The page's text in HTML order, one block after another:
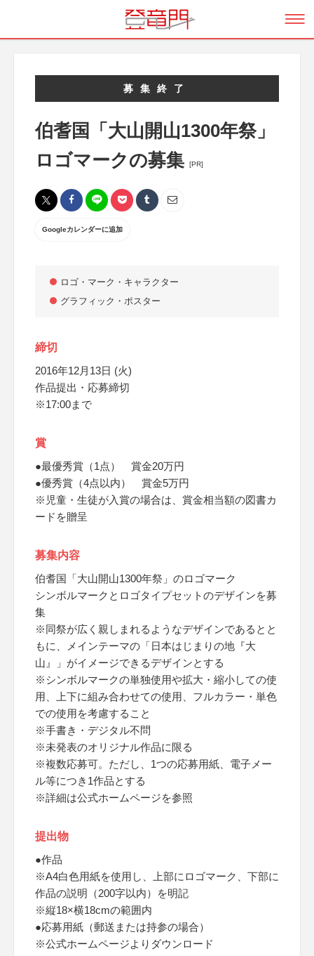
募集終了
伯耆国「大山開山1300年祭」
ロゴマークの募集
[PR]
Googleカレンダーに追加
ロゴ・マーク・キャラクター
グラフィック・ポスター
締切
2016年12月13日 (火)
作品提出・応募締切
※17:00まで
賞
●最優秀賞（1点） 賞金20万円
●優秀賞（4点以内） 賞金5万円
※児童・生徒が入賞の場合は、賞金相当額の図書カ
ードを贈呈
募集内容
伯耆国「大山開山1300年祭」のロゴマーク
シンボルマークとロゴタイプセットのデザインを募
集
※同祭が広く親しまれるようなデザインであるとと
もに、メインテーマの「日本はじまりの地『大
山』」がイメージできるデザインとする
※シンボルマークの単独使用や拡大・縮小しての使
用、上下に組み合わせての使用、フルカラー・単色
での使用を考慮すること
※手書き・デジタル不問
※未発表のオリジナル作品に限る
※複数応募可。ただし、1つの応募用紙、電子メー
ル等につき1作品とする
※詳細は公式ホームページを参照
提出物
●作品
※A4白色用紙を使用し、上部にロゴマーク、下部に
作品の説明（200字以内）を明記
※縦18×横18cmの範囲内
●応募用紙（郵送または持参の場合）
※公式ホームページよりダウンロード